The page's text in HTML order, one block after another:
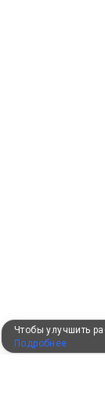
Чтобы улучшить
Подробнее